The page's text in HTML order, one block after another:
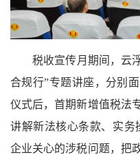
税收宣传月期间，云
合规行”专题讲座，分别
仪式后，首期新增值税法
讲解新法核心条款、实务
企业关心的涉税问题，把